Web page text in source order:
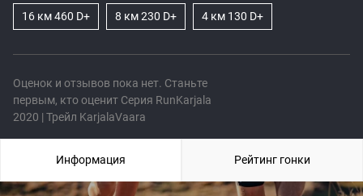
Оценок и отзывов пока нет. Станьте
первым, кто оценит Серия RunKarjala
2020 | Трейл KarjalaVaara
16 км 460 D+ 8 км 230 D+ 4 км 130 D+
Информация Рейтинг гонки